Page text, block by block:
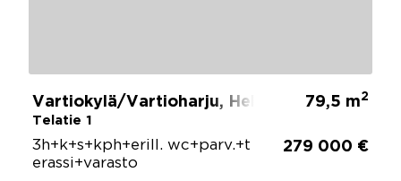
Vartiokylä/Vartioharju, Helsinki
Telatie 1
79,5 m2
3h+k+s+kph+erill. wc+parv.+t
erassi+varasto
279 000 €